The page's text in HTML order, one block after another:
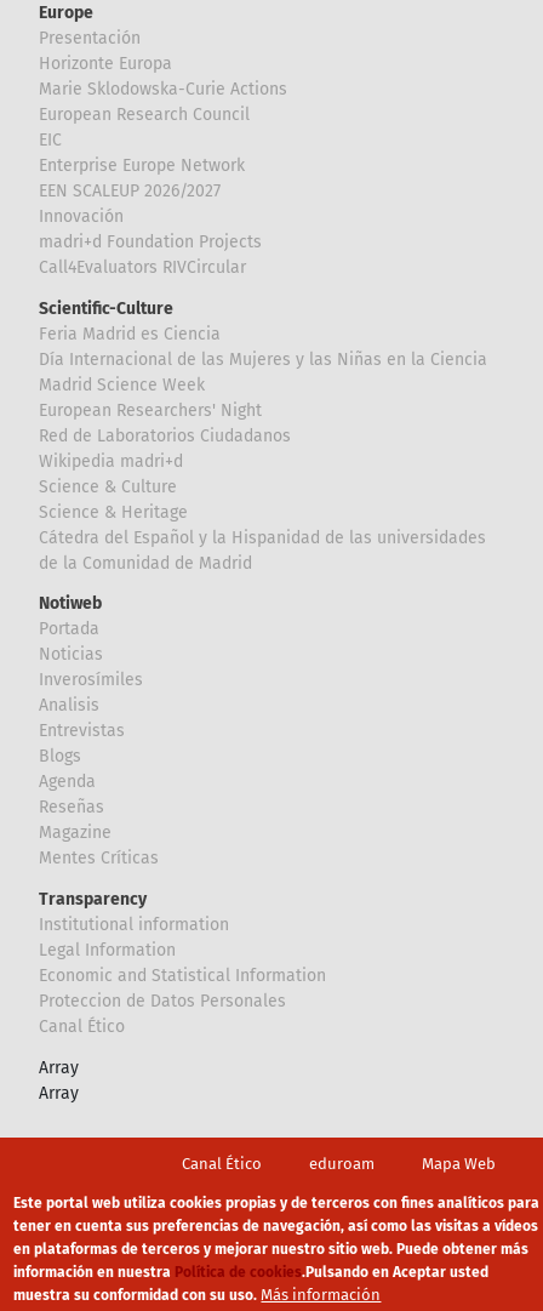
Europe
Presentación
Horizonte Europa
Marie Sklodowska-Curie Actions
European Research Council
EIC
Enterprise Europe Network
EEN SCALEUP 2026/2027
Innovación
madri+d Foundation Projects
Call4Evaluators RIVCircular
Scientific-Culture
Feria Madrid es Ciencia
Día Internacional de las Mujeres y las Niñas en la Ciencia
Madrid Science Week
European Researchers' Night
Red de Laboratorios Ciudadanos
Wikipedia madri+d
Science & Culture
Science & Heritage
Cátedra del Español y la Hispanidad de las universidades
de la Comunidad de Madrid
Notiweb
Portada
Noticias
Inverosímiles
Analisis
Entrevistas
Blogs
Agenda
Reseñas
Magazine
Mentes Críticas
Transparency
Institutional information
Legal Information
Economic and Statistical Information
Proteccion de Datos Personales
Canal Ético
Array
Array
Canal Ético eduroam Mapa Web
Política privacidad Política de cookies Aviso legal
Este portal web utiliza cookies propias y de terceros con fines analíticos para
tener en cuenta sus preferencias de navegación, así como las visitas a vídeos
en plataformas de terceros y mejorar nuestro sitio web. Puede obtener más
información en nuestra Política de cookies.Pulsando en Aceptar usted
muestra su conformidad con su uso. Más información